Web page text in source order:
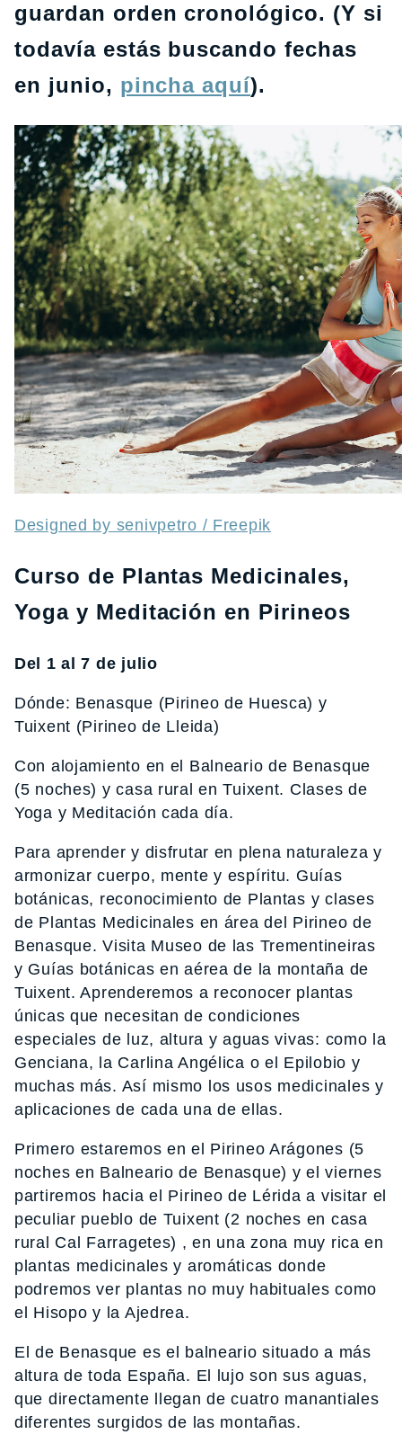
guardan orden cronológico. (Y si
todavía estás buscando fechas
en junio, pincha aquí).
Designed by senivpetro / Freepik
Curso de Plantas Medicinales,
Yoga y Meditación en Pirineos
Del 1 al 7 de julio
Dónde: Benasque (Pirineo de Huesca) y
Tuixent (Pirineo de Lleida)
Con alojamiento en el Balneario de Benasque
(5 noches) y casa rural en Tuixent. Clases de
Yoga y Meditación cada día.
Para aprender y disfrutar en plena naturaleza y
armonizar cuerpo, mente y espíritu. Guías
botánicas, reconocimiento de Plantas y clases
de Plantas Medicinales en área del Pirineo de
Benasque. Visita Museo de las Trementineiras
y Guías botánicas en aérea de la montaña de
Tuixent. Aprenderemos a reconocer plantas
únicas que necesitan de condiciones
especiales de luz, altura y aguas vivas: como la
Genciana, la Carlina Angélica o el Epilobio y
muchas más. Así mismo los usos medicinales y
aplicaciones de cada una de ellas.
Primero estaremos en el Pirineo Arágones (5
noches en Balneario de Benasque) y el viernes
partiremos hacia el Pirineo de Lérida a visitar el
peculiar pueblo de Tuixent (2 noches en casa
rural Cal Farragetes) , en una zona muy rica en
plantas medicinales y aromáticas donde
podremos ver plantas no muy habituales como
el Hisopo y la Ajedrea.
El de Benasque es el balneario situado a más
altura de toda España. El lujo son sus aguas,
que directamente llegan de cuatro manantiales
diferentes surgidos de las montañas.